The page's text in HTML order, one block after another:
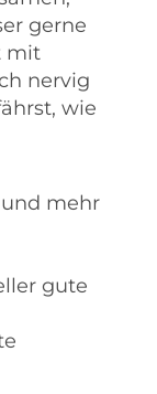
gerne
mit
nervig
wie
mehr
gute